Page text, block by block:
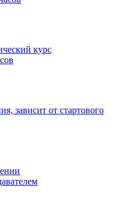
курс
зависит от стартового